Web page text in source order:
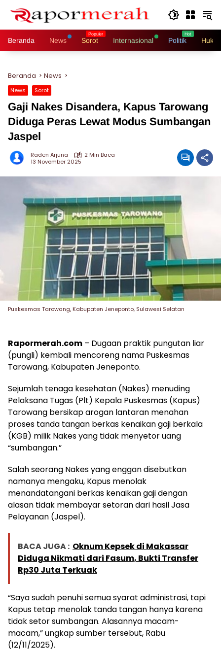
Beranda News Sorot Internasional Politik
Beranda News
News Sorot
Gaji Nakes Disandera, Kapus Tarowang
Diduga Peras Lewat Modus Sumbangan
Jaspel
Raden Arjuna
2 Min Baca
13 November 2025
Puskesmas Tarowang, Kabupaten Jeneponto, Sulawesi Selatan
Rapormerah.com – Dugaan praktik pungutan liar
(pungli) kembali mencoreng nama Puskesmas
Tarowang, Kabupaten Jeneponto.
Sejumlah tenaga kesehatan (Nakes) menuding
Pelaksana Tugas (Plt) Kepala Puskesmas (Kapus)
Tarowang bersikap arogan lantaran menahan
proses tanda tangan berkas kenaikan gaji berkala
(KGB) milik Nakes yang tidak menyetor uang
“sumbangan.”
Salah seorang Nakes yang enggan disebutkan
namanya mengaku, Kapus menolak
menandatangani berkas kenaikan gaji dengan
alasan tidak membayar setoran dari hasil Jasa
Pelayanan (Jaspel).
BACA JUGA : Oknum Kepsek di Makassar
Diduga Nikmati dari Fasum, Bukti Transfer
Rp30 Juta Terkuak
“Saya sudah penuhi semua syarat administrasi, tapi
Kapus tetap menolak tanda tangan hanya karena
tidak setor sumbangan. Alasannya macam-
macam,” ungkap sumber tersebut, Rabu
(12/11/2025).